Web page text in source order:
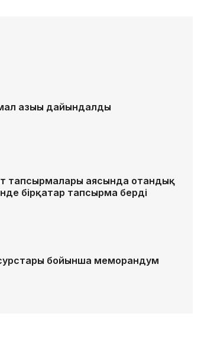
азығы дайындалды
тапсырмалары аясында отандық
бірқатар тапсырма берді
бойынша меморандум